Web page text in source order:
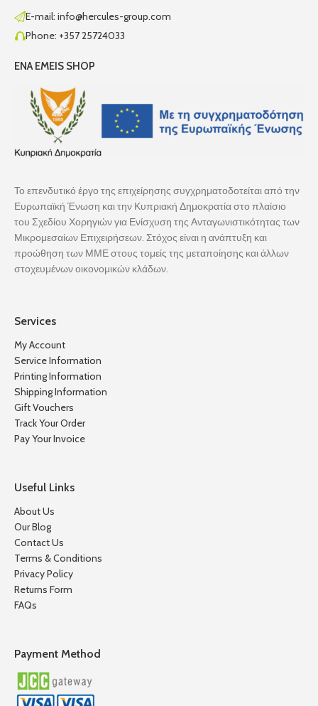
E-mail: info@hercules-group.com
Phone: +357 25724033
ENA EMEIS SHOP
Το επενδυτικό έργο της επιχείρησης συγχρηματοδοτείται από την
Ευρωπαϊκή Ένωση και την Κυπριακή Δημοκρατία στο πλαίσιο
του Σχεδίου Χορηγιών για Ενίσχυση της Ανταγωνιστικότητας των
Μικρομεσαίων Επιχειρήσεων. Στόχος είναι η ανάπτυξη και
προώθηση των ΜΜΕ στους τομείς της μεταποίησης και άλλων
στοχευμένων οικονομικών κλάδων.
Services
My Account
Service Information
Printing Information
Shipping Information
Gift Vouchers
Track Your Order
Pay Your Invoice
Useful Links
About Us
Our Blog
Contact Us
Terms & Conditions
Privacy Policy
Returns Form
FAQs
Payment Method